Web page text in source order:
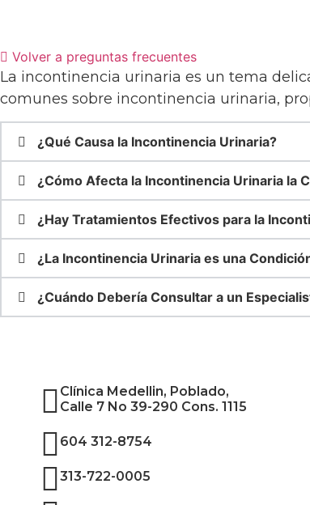
Volver a preguntas frecuentes
La incontinencia urinaria es un tema
comunes sobre incontinencia urinaria,
¿Qué Causa la Incontinencia Urinaria?
¿Cómo Afecta la Incontinencia Urinaria la
¿Hay Tratamientos Efectivos para la
¿La Incontinencia Urinaria es una
¿Cuándo Debería Consultar a un
Clínica Medellin, Poblado,
Calle 7 No 39-290 Cons. 1115
604 312-8754
313-722-0005